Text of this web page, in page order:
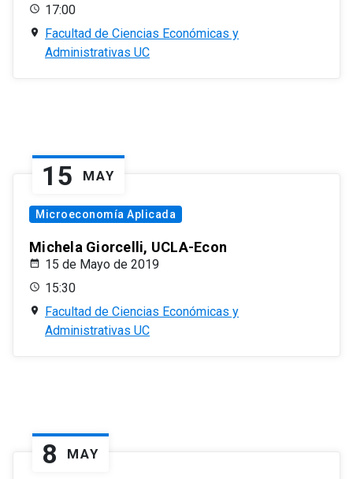
17:00
Facultad de Ciencias Económicas y
Administrativas UC
15 MAY
Microeconomía Aplicada
Michela Giorcelli, UCLA-Econ
15 de Mayo de 2019
15:30
Facultad de Ciencias Económicas y
Administrativas UC
8 MAY